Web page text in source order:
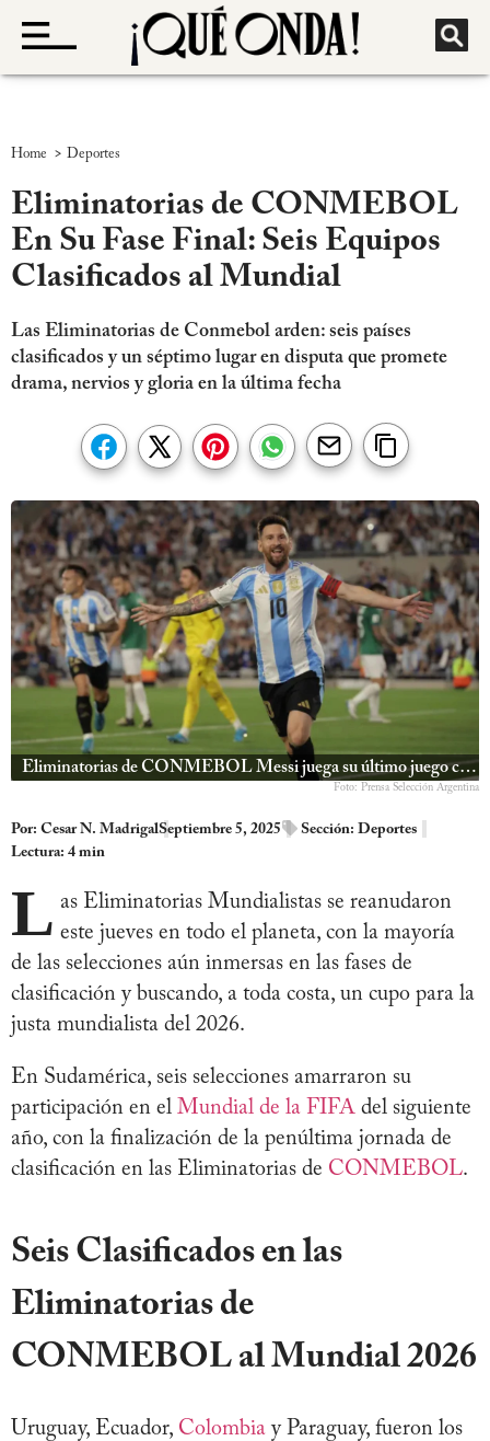
Home > Deportes
Eliminatorias de CONMEBOL
En Su Fase Final: Seis Equipos
Clasificados al Mundial
Las Eliminatorias de Conmebol arden: seis países
clasificados y un séptimo lugar en disputa que promete
drama, nervios y gloria en la última fecha
Eliminatorias de CONMEBOL Messi juega su último juego con Argentina en el Monumental
Foto: Prensa Selección Argentina
Por: Cesar N. MadrigalSeptiembre 5, 2025 Sección: Deportes
Lectura: 4 min
L as Eliminatorias Mundialistas se reanudaron
este jueves en todo el planeta, con la mayoría
de las selecciones aún inmersas en las fases de
clasificación y buscando, a toda costa, un cupo para la
justa mundialista del 2026.
En Sudamérica, seis selecciones amarraron su
participación en el Mundial de la FIFA del siguiente
año, con la finalización de la penúltima jornada de
clasificación en las Eliminatorias de CONMEBOL.
Seis Clasificados en las
Eliminatorias de
CONMEBOL al Mundial 2026
Uruguay, Ecuador, Colombia y Paraguay, fueron los